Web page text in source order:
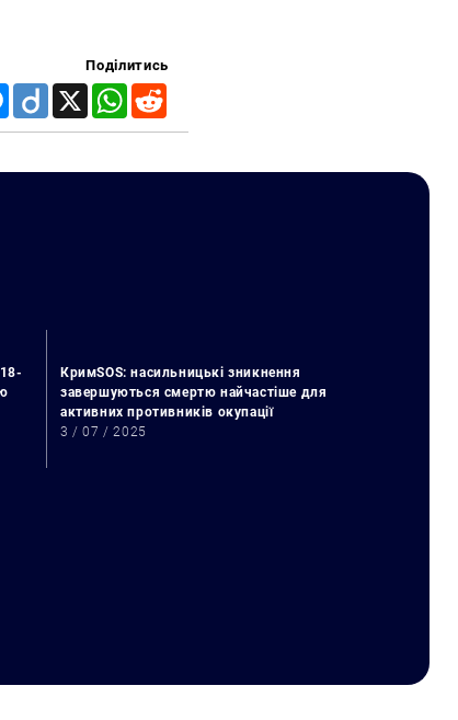
Поділитись
Messenger
Diigo X WhatsApp
КримSOS: насильницькі зникнення
завершуються смертю найчастіше для
активних противників окупації
3 / 07 / 2025